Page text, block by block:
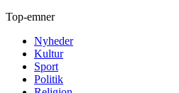
Top-emner
Nyheder
Kultur
Sport
Politik